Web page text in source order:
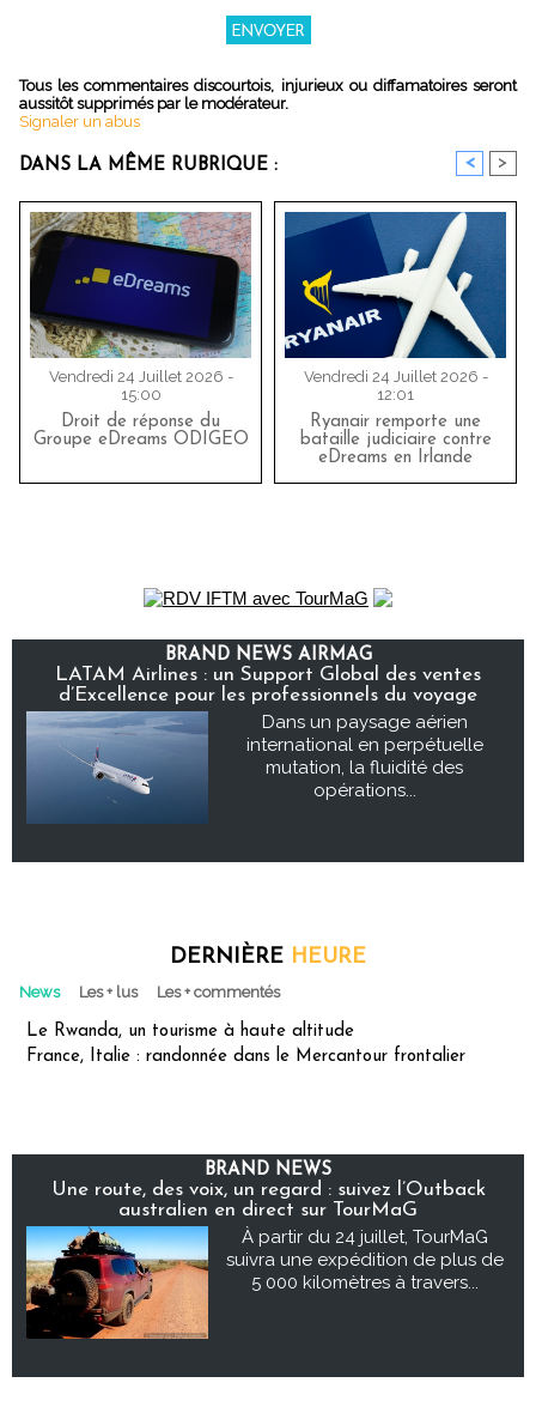
Tous les commentaires discourtois, injurieux ou diffamatoires seront
aussitôt supprimés par le modérateur.
Signaler un abus
DANS LA MÊME RUBRIQUE : < >
Vendredi 24 Juillet 2026 -
15:00
Droit de réponse du
Groupe eDreams ODIGEO
Vendredi 24 Juillet 2026 -
12:01
Ryanair remporte une
bataille judiciaire contre
eDreams en Irlande
BRAND NEWS AIRMAG
LATAM Airlines : un Support Global des ventes
d’Excellence pour les professionnels du voyage
Dans un paysage aérien
international en perpétuelle
mutation, la fluidité des
opérations...
DERNIÈRE HEURE
News Les + lus Les + commentés
Le Rwanda, un tourisme à haute altitude
France, Italie : randonnée dans le Mercantour frontalier
BRAND NEWS
Une route, des voix, un regard : suivez l’Outback
australien en direct sur TourMaG
À partir du 24 juillet, TourMaG
suivra une expédition de plus de
5 000 kilomètres à travers...